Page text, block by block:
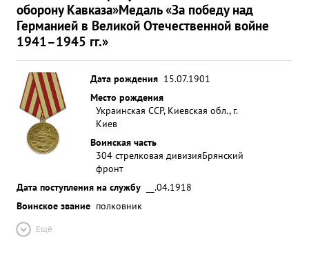
оборону Кавказа»Медаль «За победу над
Германией в Великой Отечественной войне
1941–1945 гг.»
Дата рождения 15.07.1901
Место рождения
Украинская ССР, Киевская обл., г.
Киев
Воинская часть
304 стрелковая дивизияБрянский
фронт
Дата поступления на службу
__.04.1918
Воинское звание полковник
Ещё